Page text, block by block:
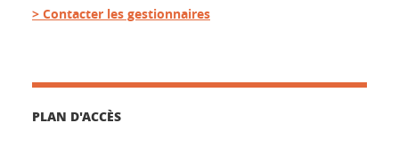
> Contacter les gestionnaires
PLAN D'ACCÈS